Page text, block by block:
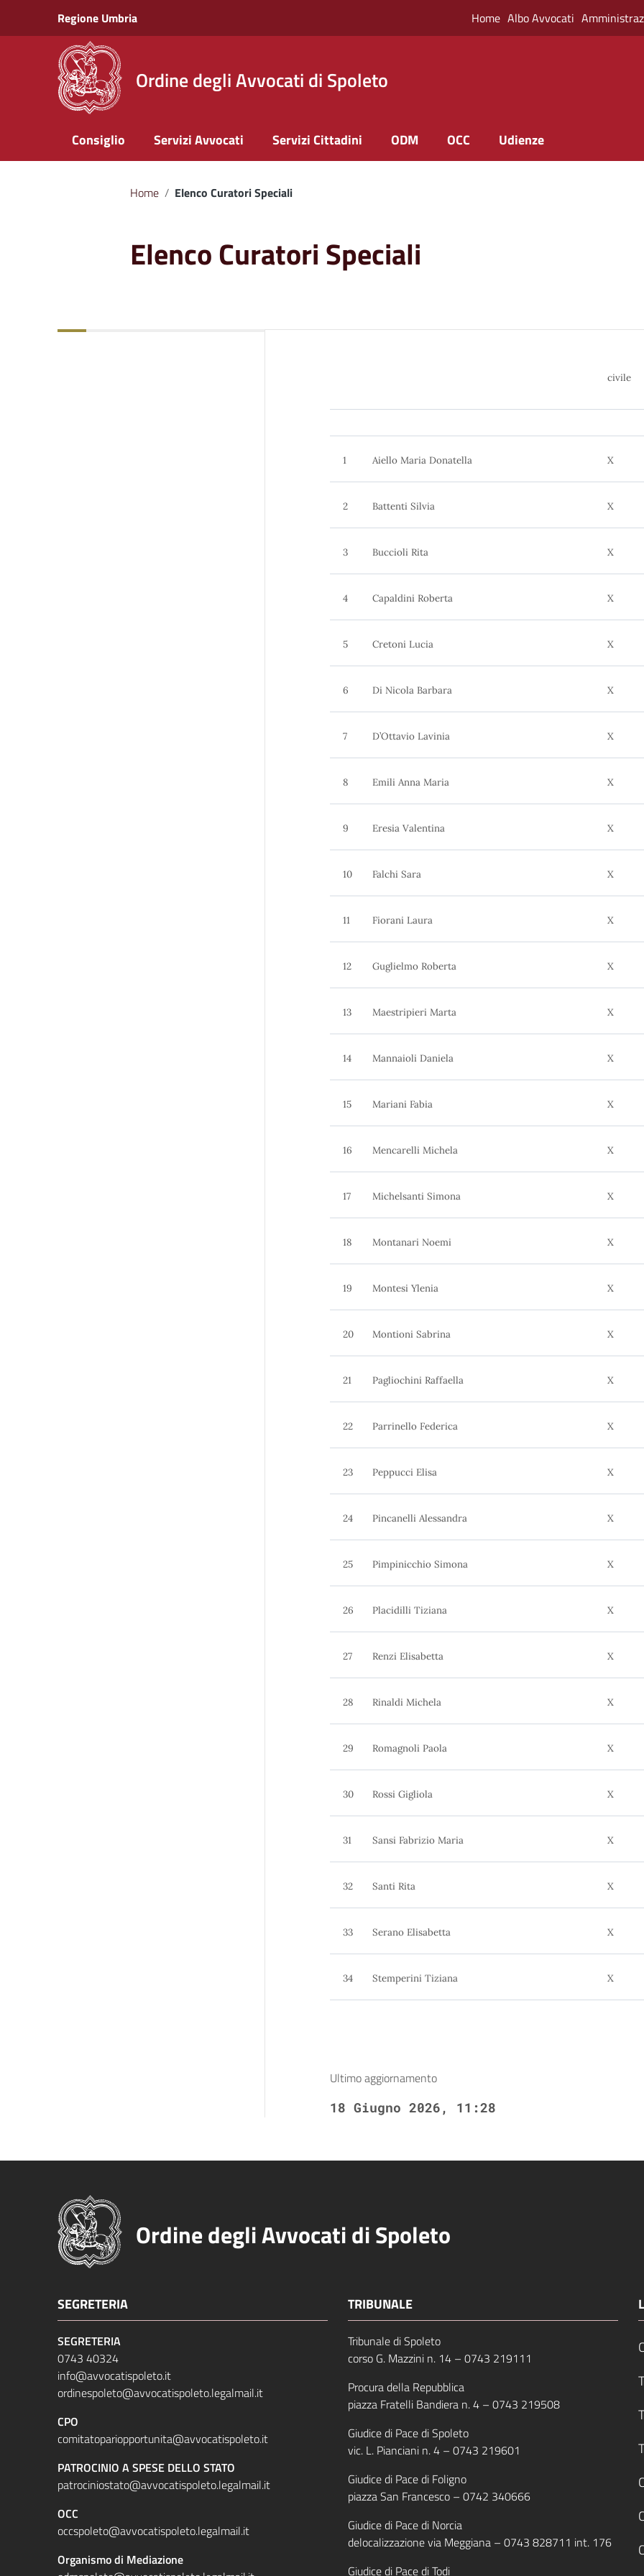
Vai ai contenuti
Vai al menu di navigazione
Vai al footer
Regione Umbria Home Albo Avvocati
Ordine degli Avvocati di Spoleto
Consiglio Servizi Avvocati Servizi Cittadini ODM OCC Udienze
Home / Elenco Curatori Speciali
Elenco Curatori Speciali
civile
1 Aiello Maria Donatella X
2 Battenti Silvia X
3 Buccioli Rita X
4 Capaldini Roberta X
5 Cretoni Lucia X
6 Di Nicola Barbara X
7 D’Ottavio Lavinia X
8 Emili Anna Maria X
9 Eresia Valentina X
10 Falchi Sara X
11 Fiorani Laura X
12 Guglielmo Roberta X
13 Maestripieri Marta X
14 Mannaioli Daniela X
15 Mariani Fabia X
16 Mencarelli Michela X
17 Michelsanti Simona X
18 Montanari Noemi X
19 Montesi Ylenia X
20 Montioni Sabrina X
21 Pagliochini Raffaella X
22 Parrinello Federica X
23 Peppucci Elisa X
24 Pincanelli Alessandra X
25 Pimpinicchio Simona X
26 Placidilli Tiziana X
27 Renzi Elisabetta X
28 Rinaldi Michela X
29 Romagnoli Paola X
30 Rossi Gigliola X
31 Sansi Fabrizio Maria X
32 Santi Rita X
33 Serano Elisabetta X
34 Stemperini Tiziana X
Ultimo aggiornamento
18 Giugno 2026, 11:28
Ordine degli Avvocati di Spoleto
SEGRETERIA
SEGRETERIA
0743 40324
info@avvocatispoleto.it
ordinespoleto@avvocatispoleto.legalmail.it
CPO
comitatopariopportunita@avvocatispoleto.it
PATROCINIO A SPESE DELLO STATO
patrociniostato@avvocatispoleto.legalmail.it
OCC
occspoleto@avvocatispoleto.legalmail.it
Organismo di Mediazione
TRIBUNALE
Tribunale di Spoleto
corso G. Mazzini n. 14 – 0743 219111
Procura della Repubblica
piazza Fratelli Bandiera n. 4 – 0743 219508
Giudice di Pace di Spoleto
vic. L. Pianciani n. 4 – 0743 219601
Giudice di Pace di Foligno
piazza San Francesco – 0742 340666
Giudice di Pace di Norcia
delocalizzazione via Meggiana – 0743 828711 int. 176
Giudice di Pace di Todi